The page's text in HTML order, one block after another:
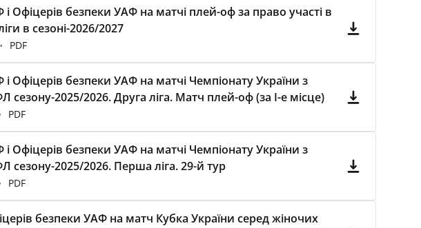
Офіцерів безпеки УАФ на матчі плей-оф за право участі в
в сезоні-2026/2027
PDF
Офіцерів безпеки УАФ на матчі Чемпіонату України з
2025/2026. Друга ліга. Матч плей-оф (за І-е місце)
PDF
Офіцерів безпеки УАФ на матчі Чемпіонату України з
сезону-2025/2026. Перша ліга. 29-й тур
PDF
безпеки УАФ на матч Кубка України серед жіночих